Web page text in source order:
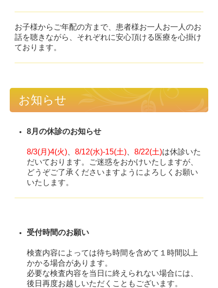
お子様からご年配の方まで、患者様お一人お一人のお
話を聴きながら、それぞれに安心頂ける医療を心掛け
ております。
お知らせ
8月の休診のお知らせ
8/3(月)4(火) 8/12(水)-15(土) 8/22(土)は休診いた
だいております。ご迷惑をおかけいたしますが、
どうぞご了承くださいますようによろしくお願い
いたします。
受付時間のお願い
検査内容によっては待ち時間を含めて１時間以上
かかる場合があります。
必要な検査内容を当日に終えられない場合には、
後日再度お越しいただくこともございます。